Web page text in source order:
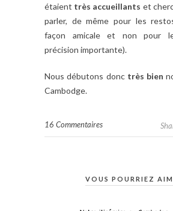
étaient très accueillants et
parler, de même pour les
façon amicale et non pour
précision importante).
Nous débutons donctrès bien
Cambodge.
16 Commentaires
VOUS POURRIEZ